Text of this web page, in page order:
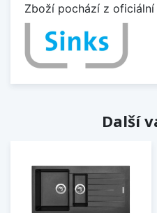
Zboží pochází z
Další